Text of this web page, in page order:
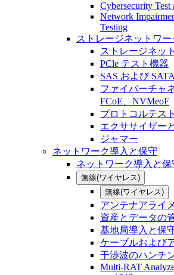
Cybersecurity Test
Network
Testing
ストレージネットワー
ストレージネッ
PCle テスト機器
SAS および SATA
ファイバーチャ
FCoE、NVMeoF
プロトコルテスト
エクササイザー
ジャマー
ネットワーク導入と保守
ネットワーク導入と保
無線(ワイヤレス)
無線(ワイヤレス)
アンテナアライ
資産とデータの
基地局導入と保
ケーブルおよび
干渉波のハンチ
Multi-RAT